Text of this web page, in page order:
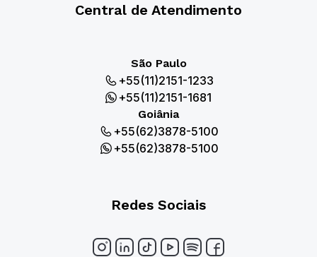
Central de Atendimento
São Paulo
+55(11)2151-1233
+55(11)2151-1681
Goiânia
+55(62)3878-5100
+55(62)3878-5100
Redes Sociais